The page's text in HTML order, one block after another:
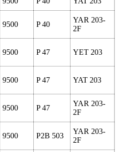
9500 P 40
YAR 203-
2F
9500 P 47 YET 203
9500 P 47 YAT 203
9500 P 47
YAR 203-
2F
9500 P2B 503
YAR 203-
2F